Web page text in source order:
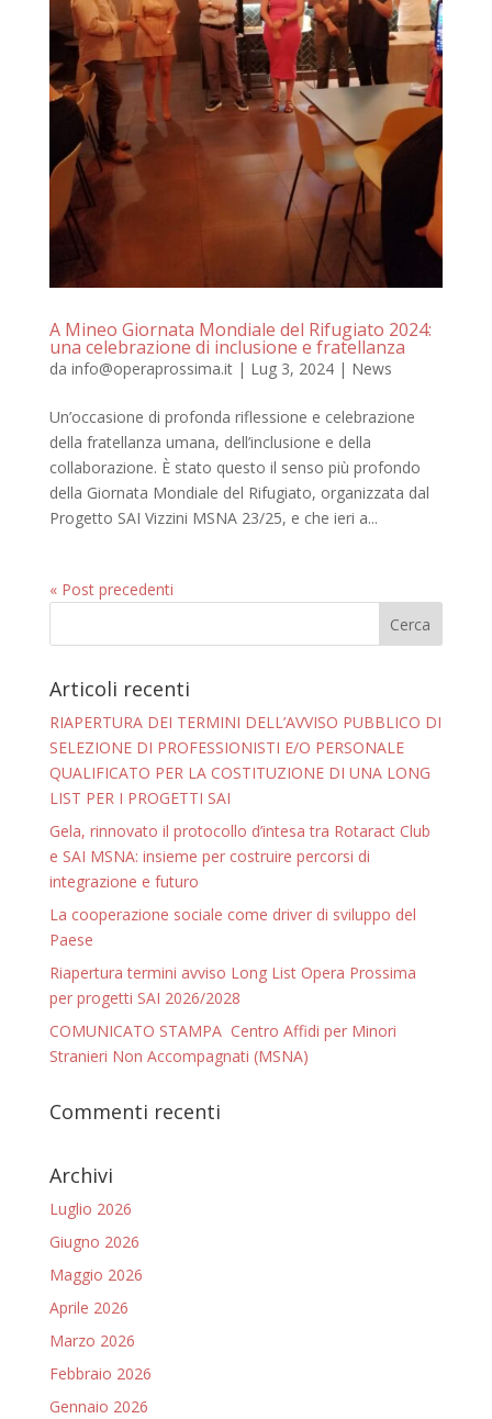
A Mineo Giornata Mondiale del Rifugiato 2024:
una celebrazione di inclusione e fratellanza
da info@operaprossima.it| Lug 3, 2024| News
Un’occasione di profonda riflessione e celebrazione
della fratellanza umana, dell’inclusione e della
collaborazione. È stato questo il senso più profondo
della Giornata Mondiale del Rifugiato, organizzata dal
Progetto SAI Vizzini MSNA 23/25, e che ieri a...
« Post precedenti
Articoli recenti
RIAPERTURA DEI TERMINI DELL’AVVISO PUBBLICO DI
SELEZIONE DI PROFESSIONISTI E/O PERSONALE
QUALIFICATO PER LA COSTITUZIONE DI UNA LONG
LIST PER I PROGETTI SAI
Gela, rinnovato il protocollo d’intesa tra Rotaract Club
e SAI MSNA: insieme per costruire percorsi di
integrazione e futuro
La cooperazione sociale come driver di sviluppo del
Paese
Riapertura termini avviso Long List Opera Prossima
per progetti SAI 2026/2028
COMUNICATO STAMPA Centro Affidi per Minori
Stranieri Non Accompagnati (MSNA)
Commenti recenti
Archivi
Luglio 2026
Giugno 2026
Maggio 2026
Aprile 2026
Marzo 2026
Febbraio 2026
Gennaio 2026